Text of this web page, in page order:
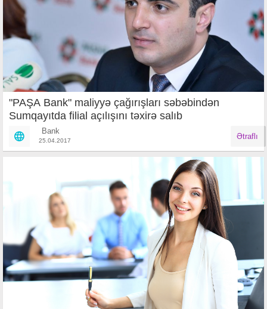
"PAŞA Bank" maliyyə çağırışları səbəbindən
Sumqayıtda filial açılışını təxirə salıb
Bank
25.04.2017 Ətraflı